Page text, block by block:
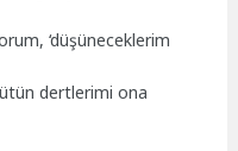
‘düşüneceklerim
dertlerimi ona